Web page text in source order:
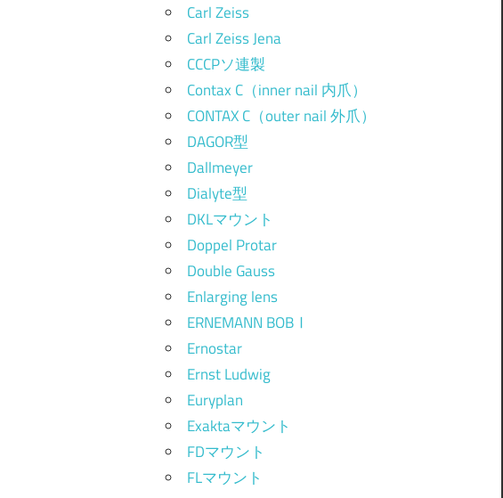
Carl Zeiss
Carl Zeiss Jena
CCCPソ連製
Contax C（inner nail 内爪）
CONTAX C（outer nail 外爪）
DAGOR型
Dallmeyer
Dialyte型
DKLマウント
Doppel Protar
Double Gauss
Enlarging lens
ERNEMANN BOBⅠ
Ernostar
Ernst Ludwig
Euryplan
Exaktaマウント
FDマウント
FLマウント